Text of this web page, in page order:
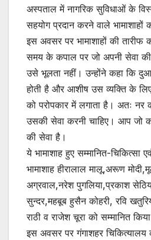
अस्पताल में नागरिक सुविधाओं के
सहयोग प्रदान करने वाले भामाशाहों
इस अवसर पर भामाशाहों की तारीफ
समय के कपाल पर जो अपनी सेवा की
उसे भूलता नहीं। उन्होंने कहा कि
होती है और आशीष उस व्यक्ति के
को परोपकार में लगाता है। अतः नर
उसकी सेवा करनी चाहिए। आप जो
की सेवा है।
ये भामाशाह हुए सम्मानित-चिकित्सा
भामाशाह हीरालाल मालू,अरूण
अग्रवाल,नरेश पुगलिया,प्रकाश
सुन्दर,महबूब हुसैन कोहरी, रवि
राठी व राजेश चूरा को सम्मानित
इस अवसर पर गंगाशहर चिकित्यालय